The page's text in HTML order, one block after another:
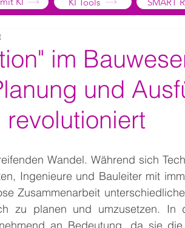
im
und
Wandel. Während sich
Ingenieure und Bauleiter mit
Zusammenarbeit
zu planen und umzusetzen. In